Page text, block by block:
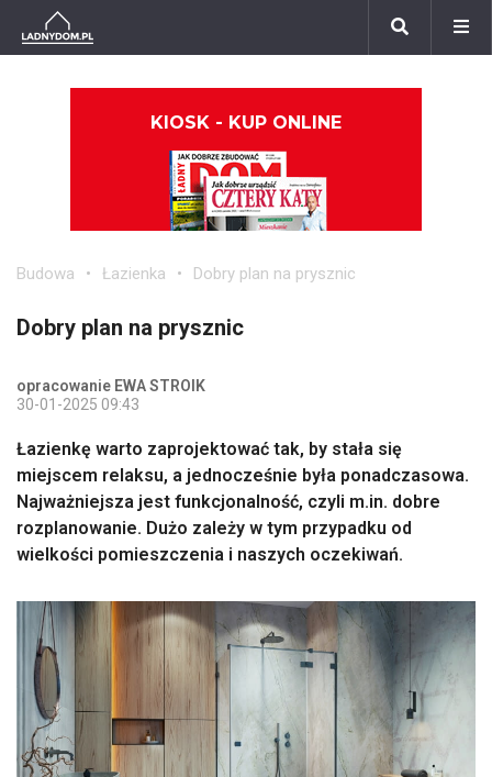
KIOSK - KUP ONLINE
Budowa Łazienka Dobry plan na prysznic
Dobry plan na prysznic
opracowanie EWA STROIK
30-01-2025 09:43
Łazienkę warto zaprojektować tak, by stała się
miejscem relaksu, a jednocześnie była ponadczasowa.
Najważniejsza jest funkcjonalność, czyli m.in. dobre
rozplanowanie. Dużo zależy w tym przypadku od
wielkości pomieszczenia i naszych oczekiwań.